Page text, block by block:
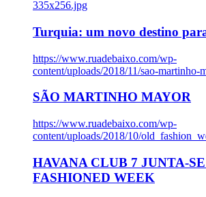
335x256.jpg
Turquia: um novo destino
https://www.ruadebaixo.com/wp-
content/uploads/2018/11/sao-martinho-
SÃO MARTINHO MAYOR
https://www.ruadebaixo.com/wp-
content/uploads/2018/10/
HAVANA CLUB 7 JUNTA-
FASHIONED WEEK